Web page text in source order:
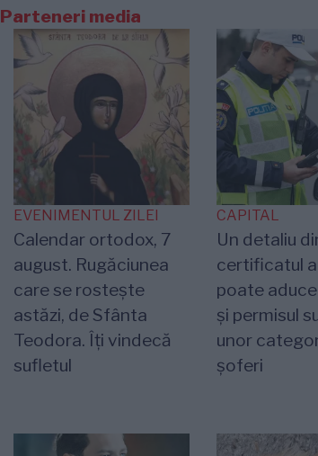
Parteneri media
EVENIMENTUL ZILEI
Calendar ortodox, 7
august. Rugăciunea
care se rostește
astăzi, de Sfânta
Teodora. Îți vindecă
sufletul
CAPITAL
Un detaliu
certificatul
poate
și permisul
unor
șoferi